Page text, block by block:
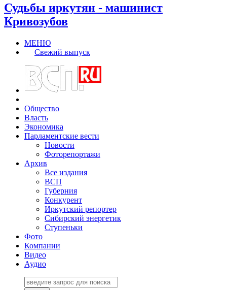
Судьбы иркутян - машинист
Кривозубов
МЕНЮ
Свежий выпуск
Общество
Власть
Экономика
Парламентские вести
Новости
Фоторепортажи
Архив
Все издания
ВСП
Губерния
Конкурент
Иркутский репортер
Сибирский энергетик
Ступеньки
Фото
Компании
Видео
Аудио